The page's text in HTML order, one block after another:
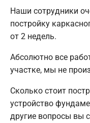
Наши сотрудники
постройку
от 2 недель.
Абсолютно все
участке, мы не
Сколько стоит
устройство
другие вопросы вы